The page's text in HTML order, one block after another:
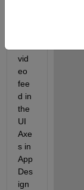
vid
eo
fee
d in
the
UI
Axe
s in
App
Des
ign